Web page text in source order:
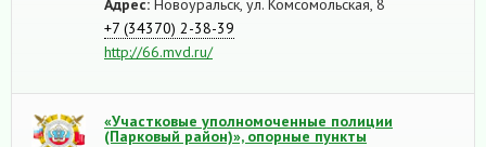
+7 (34370) 2-38-39
http://66.mvd.ru/
«Участковые уполномоченные полиции
(Парковый район)», опорные пункты